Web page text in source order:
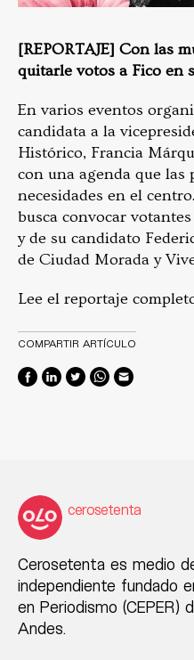
[REPORTAJE] Con las
quitarle votos a Fico en
En varios eventos
candidata a la
Histórico, Francia
con una agenda que las
necesidades en el
busca convocar
y de su candidato
de Ciudad Morada y
Lee el reportaje
COMPARTIR ARTÍCULO
cerosetenta
Cerosetenta es medio
independiente fundado
en Periodismo (CEPER)
Andes.